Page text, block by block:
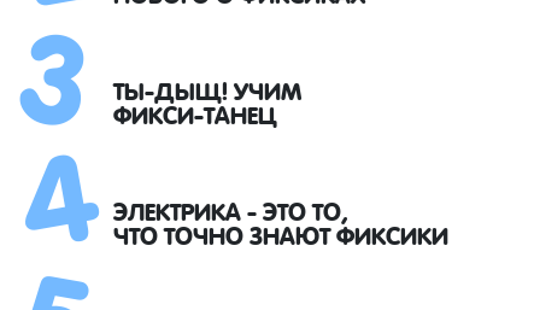
ТЫ-ДЫЩ! УЧИМ
ФИКСИ-ТАНЕЦ
ЭЛЕКТРИКА - ЭТО ТО,
ЧТО ТОЧНО ЗНАЮТ ФИКСИКИ